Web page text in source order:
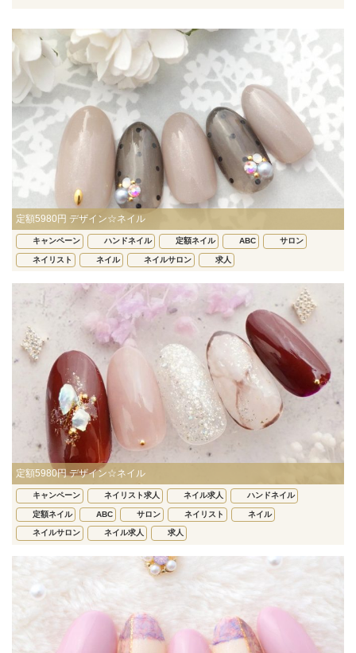
定額5980円 デザイン☆ネイル
キャンペーン ハンドネイル 定額ネイル ABC サロン
ネイリスト ネイル ネイルサロン 求人
定額5980円 デザイン☆ネイル
キャンペーン ネイリスト求人 ネイル求人 ハンドネイル
定額ネイル ABC サロン ネイリスト ネイル
ネイルサロン ネイル求人 求人